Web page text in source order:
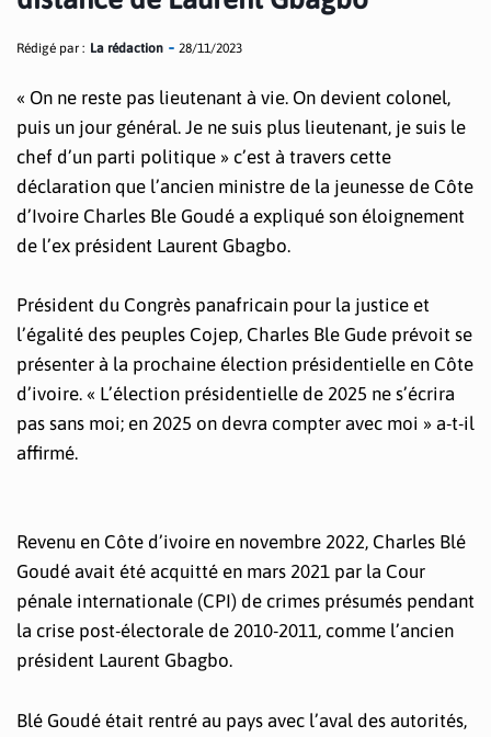
Rédigé par : La rédaction 28/11/2023
« On ne reste pas lieutenant à vie. On devient colonel,
puis un jour général. Je ne suis plus lieutenant, je suis le
chef d’un parti politique » c’est à travers cette
déclaration que l’ancien ministre de la jeunesse de Côte
d’Ivoire Charles Ble Goudé a expliqué son éloignement
de l’ex président Laurent Gbagbo.
Président du Congrès panafricain pour la justice et
l’égalité des peuples Cojep, Charles Ble Gude prévoit se
présenter à la prochaine élection présidentielle en Côte
d’ivoire. « L’élection présidentielle de 2025 ne s’écrira
pas sans moi; en 2025 on devra compter avec moi » a-t-il
affirmé.
Revenu en Côte d’ivoire en novembre 2022, Charles Blé
Goudé avait été acquitté en mars 2021 par la Cour
pénale internationale (CPI) de crimes présumés pendant
la crise post-électorale de 2010-2011, comme l’ancien
président Laurent Gbagbo.
Blé Goudé était rentré au pays avec l’aval des autorités,